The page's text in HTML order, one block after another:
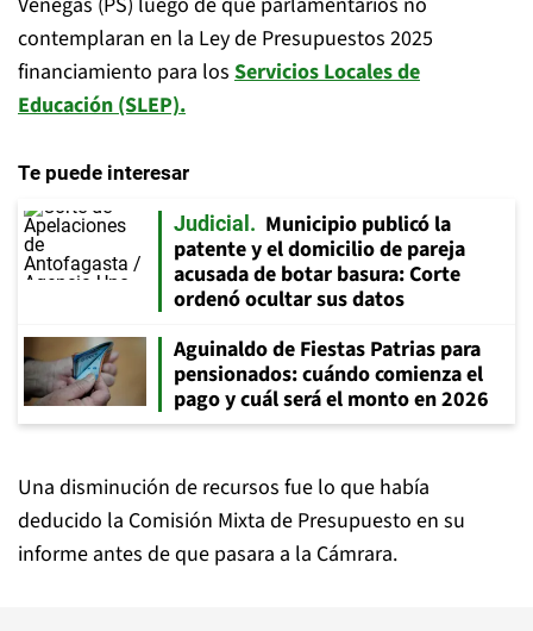
contemplaran en la Ley de Presupuestos 2025
financiamiento para los Servicios Locales de
Educación (SLEP).
Te puede interesar
Judicial
Municipio publicó la
patente y el domicilio de pareja
acusada de botar basura: Corte
ordenó ocultar sus datos
Aguinaldo de Fiestas Patrias para
pensionados: cuándo comienza el
pago y cuál será el monto en 2026
Una disminución de recursos fue lo que había
deducido la Comisión Mixta de Presupuesto en su
informe antes de que pasara a la Cámrara.